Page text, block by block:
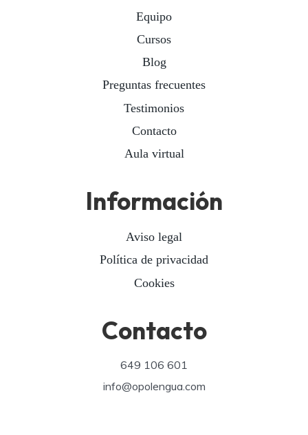
Equipo
Cursos
Blog
Preguntas frecuentes
Testimonios
Contacto
Aula virtual
Información
Aviso legal
Política de privacidad
Cookies
Contacto
649 106 601
info@opolengua.com